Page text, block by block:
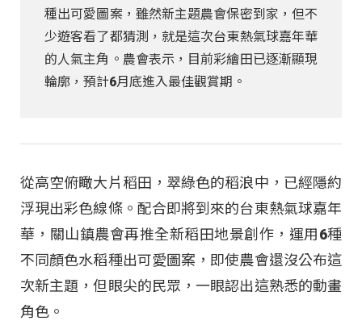
種出可愛圖案，雖然新主題農會保密到家，但不
少遊客看了都猜測，就是這次台東熱氣球嘉年華
的人氣主角。農會表示，目前彩繪田已逐漸顯現
輪廓，預計6月底進入最佳觀賞期。
從高空俯瞰大片稻田，翠綠色的稻浪中，已經隱約
浮現出彩色線條。配合即將到來的台東熱氣球嘉年
華，關山鎮農會再推全新稻田地景創作，運用6種
不同顏色水稻種出可愛圖案，即使農會還沒公布這
次新主題，但眼尖的民眾，一眼認出這熟悉的動畫
角色。